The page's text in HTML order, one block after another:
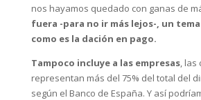
nos hayamos quedado con ganas de
fuera -para no ir más lejos-, un
como es la dación en pago.
Tampoco incluye a las empresas, las
representan más del 75% del total del
según el Banco de España. Y así